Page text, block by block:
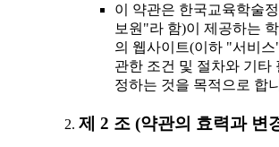
이 약관은 한국교육학술
보원"라 함)이 제공하는
의 웹사이트(이하 "서비스
관한 조건 및 절차와 기타
정하는 것을 목적으로 합
제 2 조 (약관의 효력과 변